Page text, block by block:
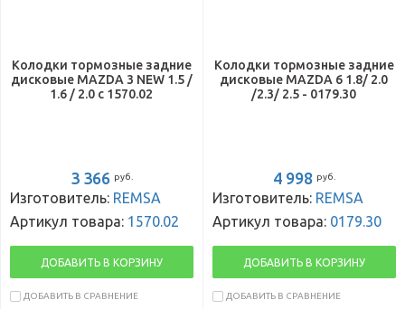
Колодки тормозные задние
дисковые MAZDA 3 NEW 1.5 /
1.6 / 2.0 с 1570.02
3 366 руб.
Изготовитель: REMSA
Артикул товара: 1570.02
ДОБАВИТЬ В КОРЗИНУ
ДОБАВИТЬ В СРАВНЕНИЕ
Колодки тормозные задние
дисковые MAZDA 6 1.8/ 2.0
/2.3/ 2.5 - 0179.30
4 998 руб.
Изготовитель: REMSA
Артикул товара: 0179.30
ДОБАВИТЬ В КОРЗИНУ
ДОБАВИТЬ В СРАВНЕНИЕ